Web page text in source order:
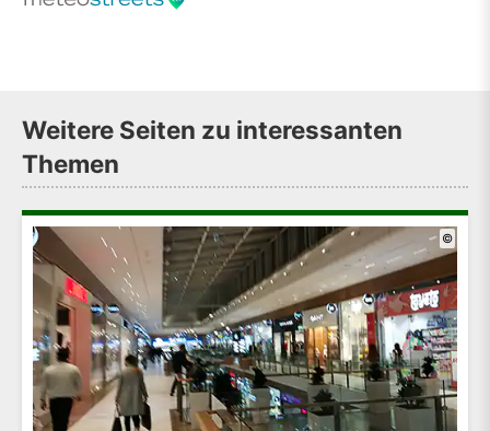
Weitere Seiten zu interessanten
Themen
©